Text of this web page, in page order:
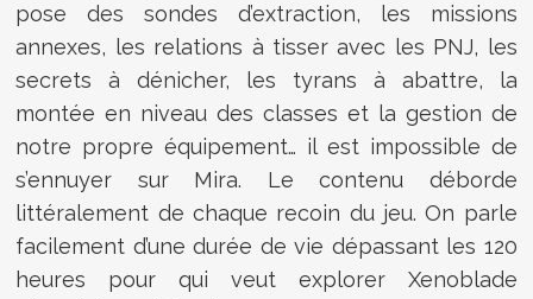
pose des sondes d’extraction, les missions
annexes, les relations à tisser avec les PNJ, les
secrets à dénicher, les tyrans à abattre, la
montée en niveau des classes et la gestion de
notre propre équipement… il est impossible de
s’ennuyer sur Mira. Le contenu déborde
littéralement de chaque recoin du jeu. On parle
facilement d’une durée de vie dépassant les 120
heures pour qui veut explorer Xenoblade